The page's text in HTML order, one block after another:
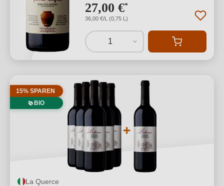
27,00 €*
36,00 €/L (0,75 L)
1
15% SPAREN
BIO
La Querce